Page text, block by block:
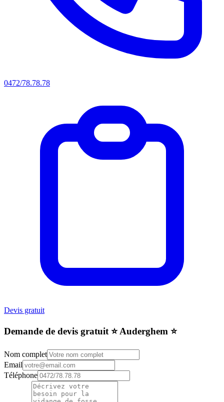
0472/78.78.78
Devis gratuit
Demande de devis gratuit ⭐️ Auderghem ⭐️
Nom complet
Email
Téléphone